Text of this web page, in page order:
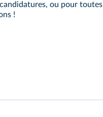
ou pour toutes
!